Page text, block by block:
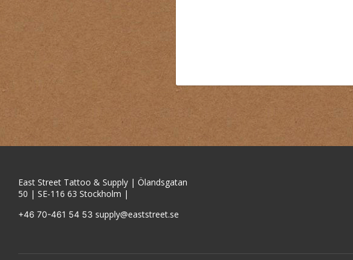
East Street Tattoo & Supply | Ölandsgatan
50 | SE-116 63 Stockholm |
+46 70-461 54 53 supply@eaststreet.se